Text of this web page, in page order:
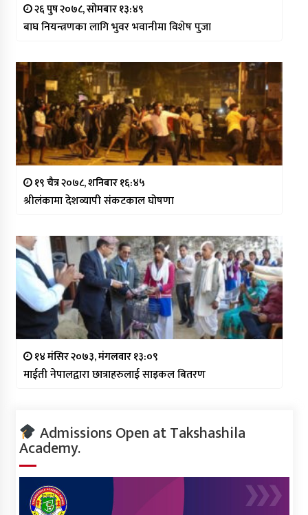
२६ पुष २०७८, सोमबार १३:४९
बाघ नियन्त्रणका लागि भुवर भवानीमा विशेष पुजा
१९ चैत्र २०७८, शनिबार १६:४५
श्रीलंकामा देशव्यापी संकटकाल घोषणा
१४ मंसिर २०७३, मंगलवार १३:०९
माईती नेपालद्वारा छात्राहरुलाई साइकल बितरण
Admissions Open at Takshashila
Academy.